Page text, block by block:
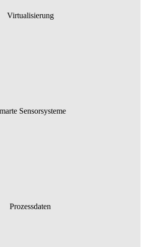
Virtualisierung
Sensorsysteme
Prozessdaten